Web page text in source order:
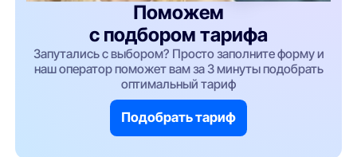
Поможем
с подбором тарифа
Запутались с выбором? Просто заполните форму и
наш оператор поможет вам за 3 минуты подобрать
оптимальный тариф
Подобрать тариф